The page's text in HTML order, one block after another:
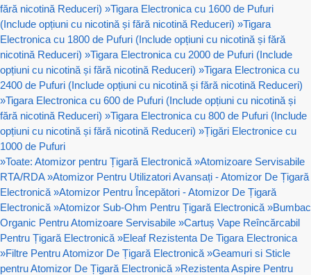
fără nicotină Reduceri) »Tigara Electronica cu 1600 de Pufuri
(Include opțiuni cu nicotină și fără nicotină Reduceri) »Tigara
Electronica cu 1800 de Pufuri (Include opțiuni cu nicotină și fără
nicotină Reduceri) »Tigara Electronica cu 2000 de Pufuri (Include
opțiuni cu nicotină și fără nicotină Reduceri) »Tigara Electronica cu
2400 de Pufuri (Include opțiuni cu nicotină și fără nicotină Reduceri)
»Tigara Electronica cu 600 de Pufuri (Include opțiuni cu nicotină și
fără nicotină Reduceri) »Tigara Electronica cu 800 de Pufuri (Include
opțiuni cu nicotină și fără nicotină Reduceri) »Țigări Electronice cu
1000 de Pufuri
»Toate: Atomizor pentru Țigară Electronică »Atomizoare Servisabile
RTA/RDA »Atomizor Pentru Utilizatori Avansați - Atomizor De Țigară
Electronică »Atomizor Pentru Începători - Atomizor De Țigară
Electronică »Atomizor Sub-Ohm Pentru Țigară Electronică »Bumbac
Organic Pentru Atomizoare Servisabile »Cartuș Vape Reîncărcabil
Pentru Țigară Electronică »Eleaf Rezistenta De Tigara Electronica
»Filtre Pentru Atomizor De Țigară Electronică »Geamuri si Sticle
pentru Atomizor De Țigară Electronică »Rezistenta Aspire Pentru